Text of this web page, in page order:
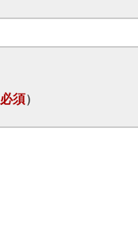
必須）